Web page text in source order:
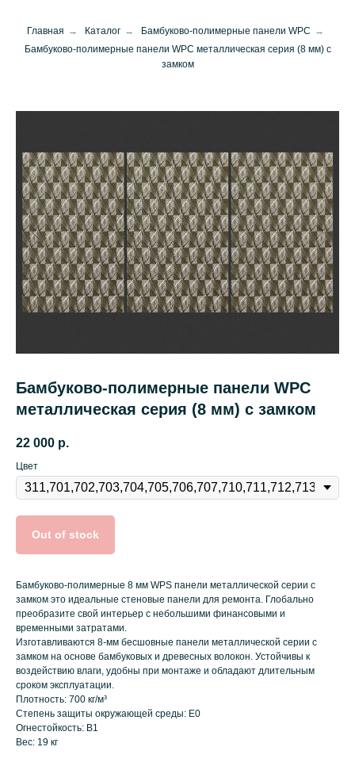
Главная → Каталог → Бамбуково-полимерные панели WPC →
Бамбуково-полимерные панели WPC металлическая серия (8 мм) с
замком
Бамбуково-полимерные панели WPC
металлическая серия (8 мм) с замком
22 000 р.
Цвет
Out of stock
Бамбуково-полимерные 8 мм WPS панели металлической серии с
замком это идеальные стеновые панели для ремонта. Глобально
преобразите свой интерьер с небольшими финансовыми и
временными затратами.
Изготавливаются 8-мм бесшовные панели металлической серии с
замком на основе бамбуковых и древесных волокон. Устойчивы к
воздействию влаги, удобны при монтаже и обладают длительным
сроком эксплуатации.
Плотность: 700 кг/м³
Степень защиты окружающей среды: E0
Огнестойкость: B1
Вес: 19 кг